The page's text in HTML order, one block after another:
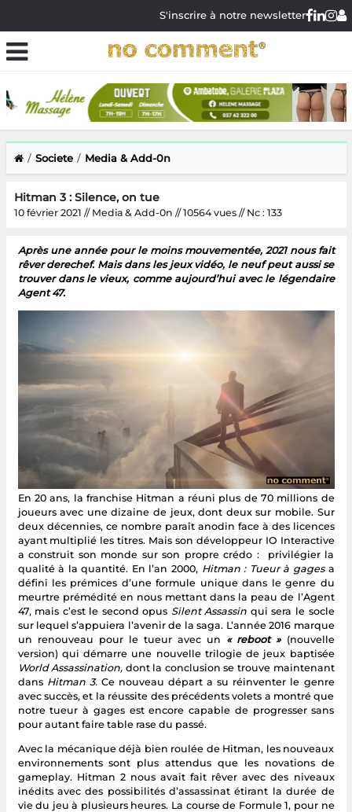
S'inscrire à notre newsletter
Societe Media & Add-0n
Hitman 3 : Silence, on tue
10 février 2021 // Media & Add-0n // 10564 vues // Nc : 133
Après une année pour le moins mouvementée, 2021 nous fait
rêver derechef. Mais dans les jeux vidéo, le neuf peut aussi se
trouver dans le vieux, comme aujourd’hui avec le légendaire
Agent 47.
En 20 ans, la franchise Hitman a réuni plus de 70 millions de
joueurs avec une dizaine de jeux, dont deux sur mobile. Sur
deux décennies, ce nombre paraît anodin face à des licences
ayant multiplié les titres. Mais son développeur IO Interactive
a construit son monde sur son propre crédo : privilégier la
qualité à la quantité. En l’an 2000, Hitman : Tueur à gagesa
défini les prémices d’une formule unique dans le genre du
meurtre prémédité en nous mettant dans la peau de l’Agent
47, mais c’est le second opus Silent Assassin qui sera le socle
sur lequel s’appuiera l’avenir de la saga. L’année 2016 marque
un renouveau pour le tueur avec un « reboot »(nouvelle
version) qui démarre une nouvelle trilogie de jeux baptisée
World Assassination, dont la conclusion se trouve maintenant
dans Hitman 3.Ce nouveau départ a su réinventer le genre
avec succès, et la réussite des précédents volets a montré que
notre tueur à gages est encore capable de progresser sans
pour autant faire table rase du passé.
Avec la mécanique déjà bien roulée de Hitman, les nouveaux
environnements sont plus attendus que les novations de
gameplay. Hitman 2 nous avait fait rêver avec des niveaux
inédits avec des possibilités d’assassinat étirant la durée de
vie du jeu à plusieurs heures. La course de Formule 1, pour ne